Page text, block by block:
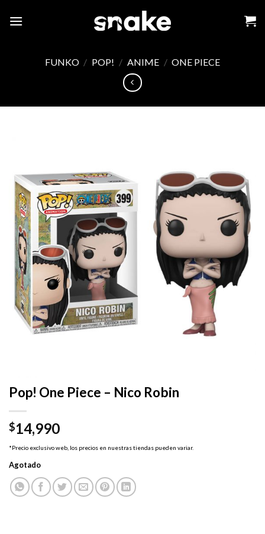
FUNKO / POP! / ANIME / ONE PIECE
Pop! One Piece – Nico Robin
$14,990
*Precio exclusivo web, los precios en nuestras tiendas pueden variar.
Agotado